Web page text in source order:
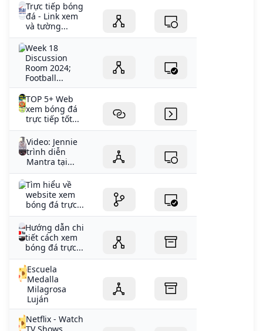
Trực tiếp bóng
đá - Link xem
và tường...
Week 18
Discussion
Room 2024;
Football...
TOP 5+ Web
xem bóng đá
trực tiếp tốt...
Video: Jennie
trình diễn
Mantra tại...
Tìm hiểu về
website xem
bóng đá trực...
Hướng dẫn chi
tiết cách xem
bóng đá trực...
Escuela
Medalla
Milagrosa
Luján
Netflix - Watch